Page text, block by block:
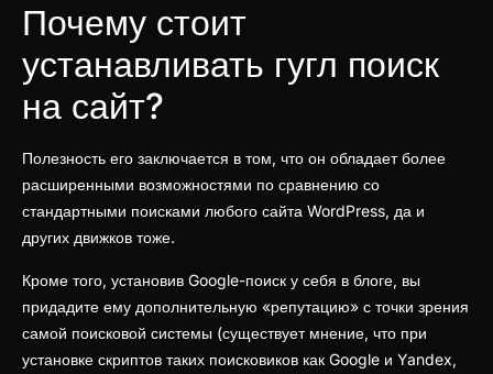
Почему стоит
устанавливать гугл поиск
на сайт?
Полезность его заключается в том, что он обладает более
расширенными возможностями по сравнению со
стандартными поисками любого сайта WordPress, да и
других движков тоже.
Кроме того, установив Google-поиск у себя в блоге, вы
придадите ему дополнительную «репутацию» с точки зрения
самой поисковой системы (существует мнение, что при
установке скриптов таких поисковиков как Google и Yandex,